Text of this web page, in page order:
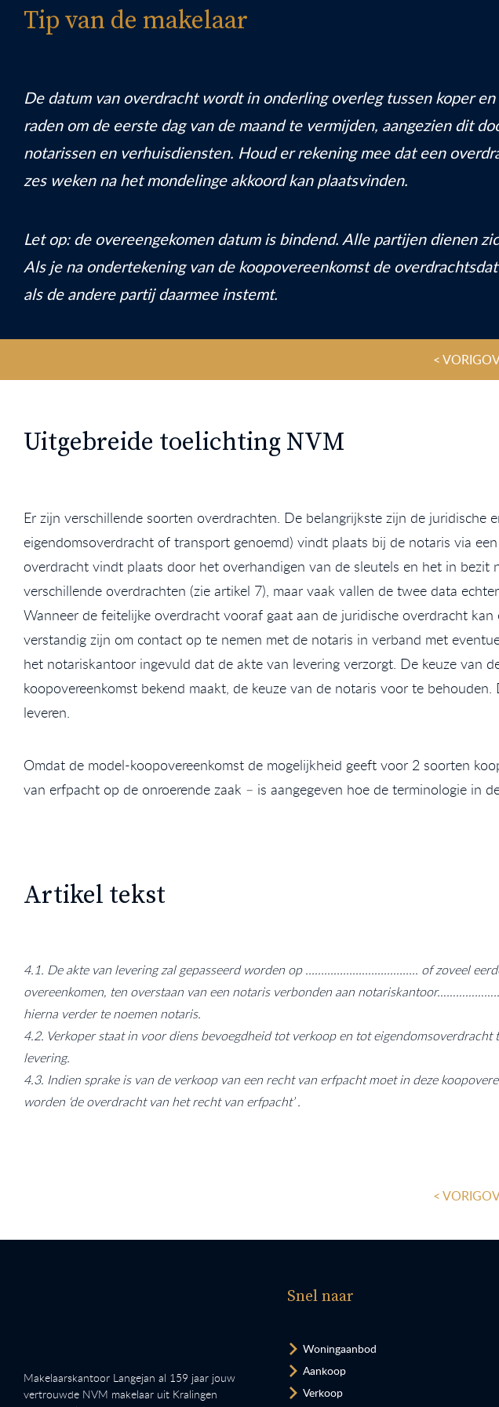
Tip van de makelaar
De datum van overdracht wordt in onderling overleg tussen koper
raden om de eerste dag van de maand te vermijden, aangezien dit
notarissen en verhuisdiensten. Houd er rekening mee dat een
zes weken na het mondelinge akkoord kan plaatsvinden.
Let op: de overeengekomen datum is bindend. Alle partijen dienen
Als je na ondertekening van de koopovereenkomst de
als de andere partij daarmee instemt.
< VORIG
Uitgebreide toelichting NVM
Er zijn verschillende soorten overdrachten. De belangrijkste zijn de
eigendomsoverdracht of transport genoemd) vindt plaats bij de notaris via
overdracht vindt plaats door het overhandigen van de sleutels en het in
verschillende overdrachten (zie artikel 7), maar vaak vallen de twee data
Wanneer de feitelijke overdracht vooraf gaat aan de juridische overdracht
verstandig zijn om contact op te nemen met de notaris in verband met
het notariskantoor ingevuld dat de akte van levering verzorgt. De keuze van
koopovereenkomst bekend maakt, de keuze van de notaris voor te
leveren.
Omdat de model-koopovereenkomst de mogelijkheid geeft voor 2 soorten
van erfpacht op de onroerende zaak – is aangegeven hoe de terminologie in
Artikel tekst
4.1. De akte van levering zal gepasseerd worden op .................................... of zoveel
overeenkomen, ten overstaan van een notaris verbonden aan
hierna verder te noemen notaris.
4.2. Verkoper staat in voor diens bevoegdheid tot verkoop en tot eigendomsoverdracht
levering.
4.3. Indien sprake is van de verkoop van een recht van erfpacht moet in deze
worden ‘de overdracht van het recht van erfpacht’ .
< VORIG
Makelaarskantoor Langejan al 159 jaar jouw
vertrouwde NVM makelaar uit Kralingen
Snel naar
Woningaanbod
Aankoop
Verkoop